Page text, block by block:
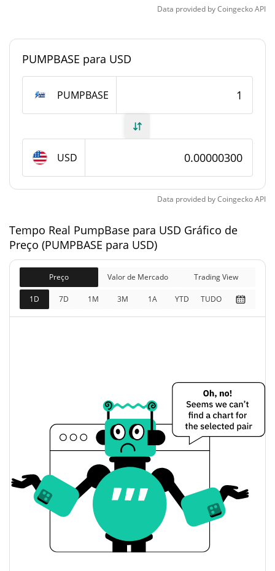
Posição de mercado
Fornecimento de PumpBase
circulação
Fornecimento total
1,000,000,000 PUMPBASE
PumpBase Capitalização de mercado
Capitalização de
mercado
Totalmente diluído
Limite de mercado
$2,999.17
0.03%
$0.0000030018265
Abertura / Fecho de
Ontem
$0.0000029981374 /
$0.0000030018265
Volume de ontem
Histórico do preço do PumpBase
7 dias Baixa / 7 dias Alta
$0.0000029981374 /
Data provided byCoingeckoAPI
PUMPBASE para USD
PUMPBASE
USD
Data provided byCoingeckoAPI
Tempo Real PumpBase para USD Gráfico de
Preço (PUMPBASE para USD)
Preço Valor de Mercado Trading View
1D 7D 1M 3M 1A YTD TUDO